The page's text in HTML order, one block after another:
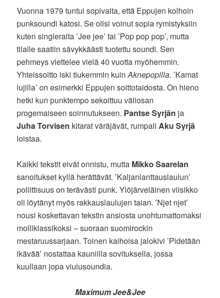
Vuonna 1979 tuntui sopivalta, että Eppujen kolhoin
punksoundi katosi. Se olisi voinut sopia rymistyksiin
kuten singleraita ’Jee jee’ tai ’Pop pop pop’, mutta
tilalle saatiin sävykkäästi tuotettu soundi. Sen
pehmeys viettelee vielä 40 vuotta myöhemmin.
Yhteissoitto iski tiukemmin kuinAknepopilla. ’Kamat
lujilla’ on esimerkki Eppujen soittotaidosta. On hieno
hetki kun punktempo sekoittuu väliosan
progemaiseen soinnutukseen. Pantse Syrjän ja
Juha Torvisen kitarat väräjävät, rumpaliAku Syrjä
loistaa.
Kaikki tekstit eivät onnistu, mutta Mikko Saarelan
sanoitukset kyllä herättävät. ’Kaljanlanttauslaulun’
poliittisuus on terävästi punk. Ylöjärveläinen viisikko
oli löytänyt myös rakkauslaulujen taian. ’Njet njet’
nousi koskettavan tekstin ansiosta unohtumattomaksi
molliklassikoksi – suoraan suomirockin
mestaruussarjaan. Toinen kaihoisa jalokivi ’Pidetään
ikävää’ nostattaa kauniilla sovituksella, jossa
kuullaan jopa viulusoundia.
Maximum Jee&Jee